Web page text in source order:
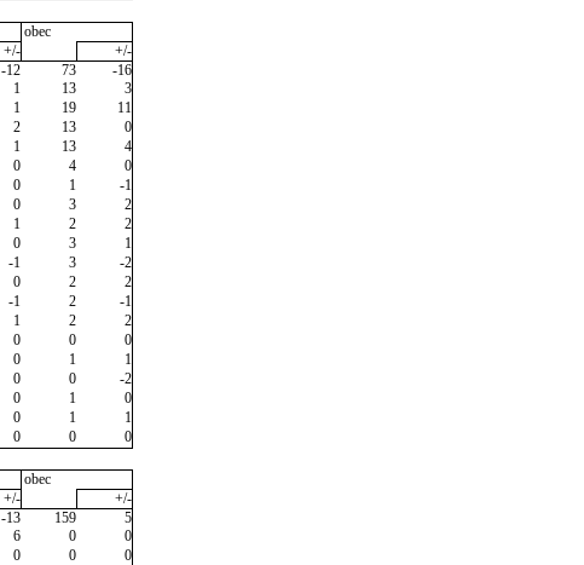
obec
+/-
+/-
-12 73
-16
1 13
3
1 19
11
2 13
0
1 13
4
0 4
0
0 1
-1
0 3
2
1 2
2
0 3
1
-1 3
-2
0 2
2
-1 2
-1
1 2
2
0 0
0
0 1
1
0 0
-2
0 1
0
0 1
1
0 0
0
obec
+/-
+/-
-13 159
5
6 0
0
0 0
0